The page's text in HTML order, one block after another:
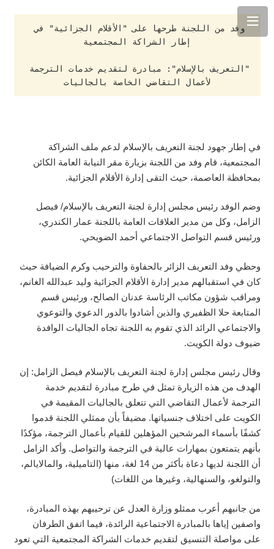
وفد من اللجنة طرحها على "الأقلام الجزائية" في
لأعمال التقاضي الخاصة بالجاليات
في إطار جهود لجنة التعريف بالإسلام لدعم ملف الشراكة
المجتمعية، قام وفد من اللجنة بزيارة مقر النيابة العامة الكائن
بمحافظة العاصمة، حيث التقى إدارة الأقلام الجزائية.
وضم الوفد رئيس مجلس إدارة لجنة التعريف بالإسلام/ فيصل
الزامل، وكل من مدير العلاقات العامة باللجنة عمار الكندري،
ورئيس قسم التواصل الاجتماعي أحمد الضويحي.
وحظي وفد التعريف الزائر بالحفاوة والترحيب وكرم الضيافة حيث
كان في استقبالهم مدير إدارة الأقلام الجزائية وليد عبدالله الغانم،
ومراقب شؤون مكاتب الرئاسة عدنان الصالح، ورئيس قسم
المتابعة حلا الظفيري والذين أشادوا بالدور الدعوي والتوعوي
والاجتماعي الرائد الذي تقوم به اللجنة تجاه الجاليات الوافدة
ضيوف دولة الكويت.
وقال رئيس مجلس إدارة لجنة التعريف بالإسلام فيصل الزامل: إن
الهدف من هذه الزيارة تمثل في طرح مبادرة لتقديم خدمة
الترجمة لأعمال التقاضي التي تتعلق بالجاليات المقيمة في
الكويت على اختلاف جنسياتها. مضيفاً بأن ممثلي اللجنة قدموا
كشفًا بأسماء المرشحين المؤهلين للقيام بأعمال الترجمة، مؤكدًا
بأنهم يتمتعون بمهارات عالية في الترجمة والتواصل. وأكد الزامل
أن اللجنة لديها دعاة بأكثر من 14 لغة، منها (التاميلية، والمالايالم،
والتولغو، والسنهالية، وغيرها من اللغات)
من جانبهم أعرب ممثلو وزارة العدل عن ترحيبهم بهذه المبادرة،
واصفين إياها بالمبادرة الاجتماعية الرائدة، فيما اتفق الطرفان
على مواصلة التنسيق لتقديم خدمات الشراكة المجتمعية التي تعود